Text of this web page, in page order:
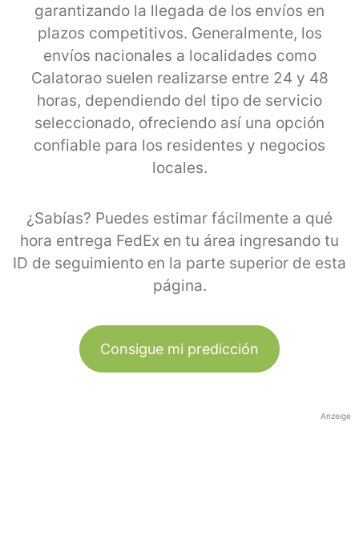
garantizando la llegada de los envíos en
plazos competitivos. Generalmente, los
envíos nacionales a localidades como
Calatorao suelen realizarse entre 24 y 48
horas, dependiendo del tipo de servicio
seleccionado, ofreciendo así una opción
confiable para los residentes y negocios
locales.
¿Sabías? Puedes estimar fácilmente a qué
hora entrega FedEx en tu área ingresando tu
ID de seguimiento en la parte superior de esta
página.
Consigue mi predicción
Anzeige